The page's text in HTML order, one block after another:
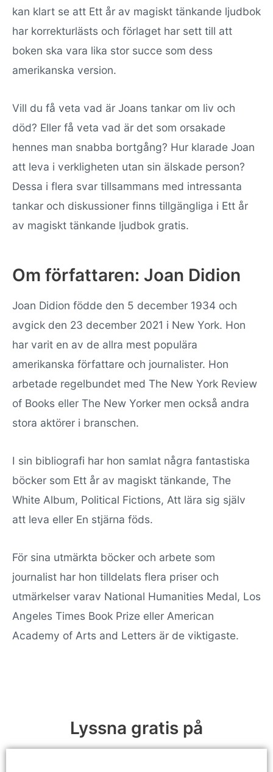
kan klart se att Ett år av magiskt tänkande ljudbok
har korrekturlästs och förlaget har sett till att
boken ska vara lika stor succe som dess
amerikanska version.
Vill du få veta vad är Joans tankar om liv och
död? Eller få veta vad är det som orsakade
hennes man snabba bortgång? Hur klarade Joan
att leva i verkligheten utan sin älskade person?
Dessa i flera svar tillsammans med intressanta
tankar och diskussioner finns tillgängliga i Ett år
av magiskt tänkande ljudbok gratis.
Om författaren: Joan Didion
Joan Didion födde den 5 december 1934 och
avgick den 23 december 2021 i New York. Hon
har varit en av de allra mest populära
amerikanska författare och journalister. Hon
arbetade regelbundet med The New York Review
of Books eller The New Yorker men också andra
stora aktörer i branschen.
I sin bibliografi har hon samlat några fantastiska
böcker som Ett år av magiskt tänkande, The
White Album, Political Fictions, Att lära sig själv
att leva eller En stjärna föds.
För sina utmärkta böcker och arbete som
journalist har hon tilldelats flera priser och
utmärkelser varav National Humanities Medal, Los
Angeles Times Book Prize eller American
Academy of Arts and Letters är de viktigaste.
Lyssna gratis på